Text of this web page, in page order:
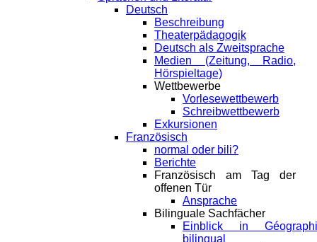
Deutsch
Beschreibung
Theaterpädagogik
Deutsch als Zweitsprache
Medien (Zeitung, Radio,
Hörspieltage)
Wettbewerbe
Vorlesewettbewerb
Schreibwettbewerb
Exkursionen
Französisch
normal oder bili?
Berichte
Französisch am Tag der
offenen Tür
Ansprache
Bilinguale Sachfächer
Einblick in
bilingual